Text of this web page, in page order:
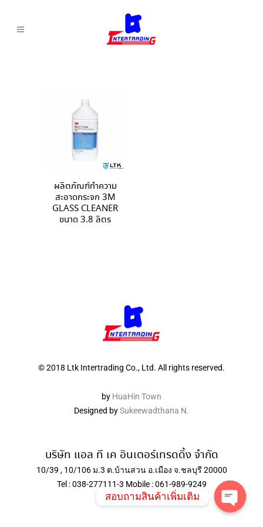
ผลิตภัณฑ์ทำความ
สะอาดกระจก 3M
GLASS CLEANER
ขนาด 3.8 ลิตร
© 2018 Ltk Intertrading Co., Ltd. All rights reserved.
by HuaHin Town
Designed bySukeewadthana N.
บริษัท แอล ที เค อินเตอร์เทรดดิ้ง จำกัด
10/39 , 10/106 ม.3 ต.บ้านสวน อ.เมือง จ.ชลบุรี 20000
Tel : 038-277111-3 Mobile : 061-989-9249
สอบถามสินค้าเพิ่มเติม
Open